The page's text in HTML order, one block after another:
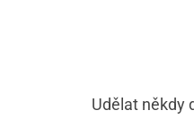
Udělat někdy